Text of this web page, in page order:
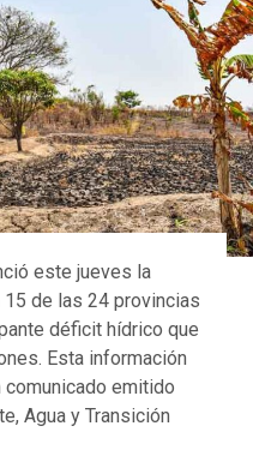
este jueves la
de las 24 provincias
déficit hídrico que
Esta información
emitido
Agua y Transición